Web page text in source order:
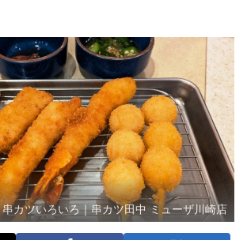
串カツいろいろ｜串カツ田中 ミューザ川崎店